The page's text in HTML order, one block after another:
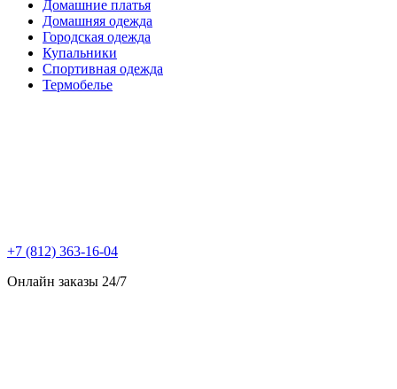
Домашние платья
Домашняя одежда
Городская одежда
Купальники
Спортивная одежда
Термобелье
+7 (812) 363-16-04
Онлайн заказы 24/7